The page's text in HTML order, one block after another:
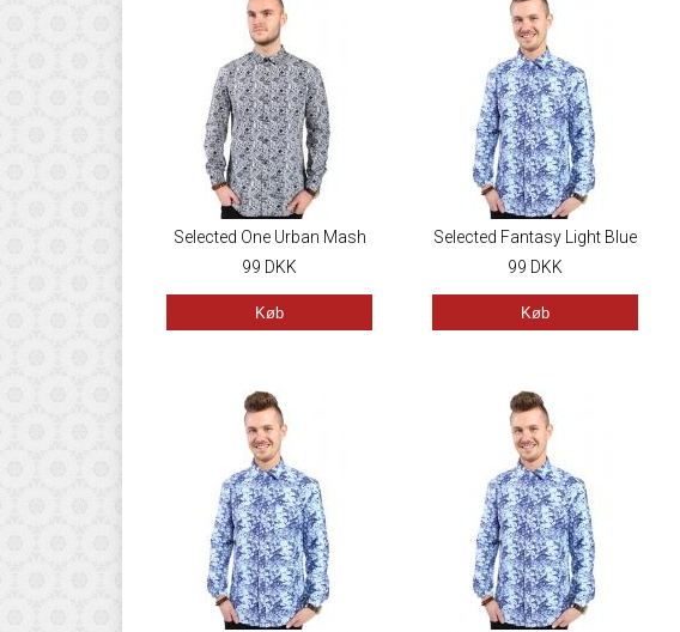
Selected One Urban Mash
Up White
99 DKK
Køb
Selected Fantasy Light Blue
99 DKK
Køb